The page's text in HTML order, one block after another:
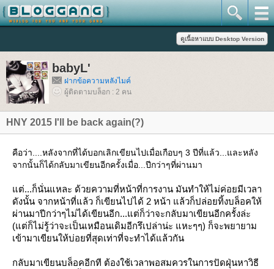
babyL'
ฝากข้อความหลังไมค์
ผู้ติดตามบล็อก : 2 คน
HNY 2015 I'll be back again(?)
คือว่า....หลังจากที่ได้บอกเลิกเขียนไปเมื่อเกือบๆ 3 ปีที่แล้ว...และหลัง
จากนั้นก็ได้กลับมาเขียนอีกครั้งเมื่อ...ปีกว่าๆที่ผ่านมา
ต่...ก็นั่นแหละ ด้วยความที่หน้าที่การงาน มันทำให้ไม่ค่อยมีเวลา
ดังนั้น จากหน้าที่แล้ว ก็เขียนไปได้ 2 หน้า แล้วก็ปล่อยทิ้งบล็อคให้
ผ่านมาปีกว่าๆไม่ได้เขียนอีก...แต่ก็ว่าจะกลับมาเขียนอีกครั้งล่ะ
(แต่ก็ไม่รู้ว่าจะเป็นเหมือนเดิมอีกรึเปล่าน่ะ แหะๆๆ) ก็จะพยายาม
เข้ามาเขียนให้บ่อยที่สุดเท่าที่จะทำได้แล้วกัน
กลับมาเขียนบล็อคอีกที ต้องใช้เวลาพอสมควรในการปัดฝุ่นหาวิธี